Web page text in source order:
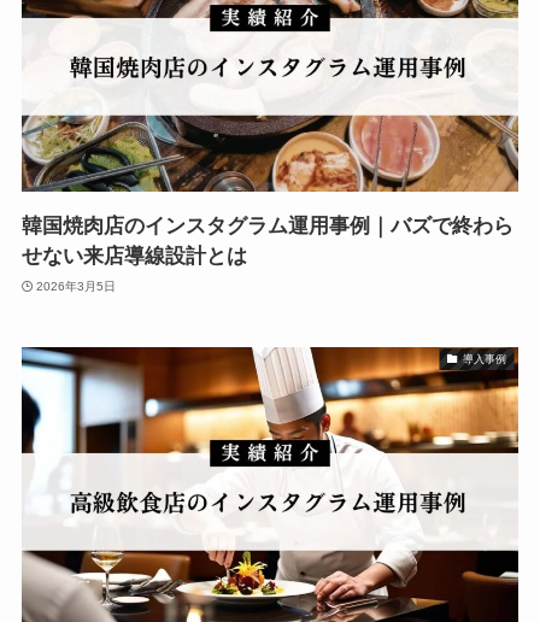
韓国焼肉店のインスタグラム運用事例｜バズで終わら
せない来店導線設計とは
2026年3月5日
導入事例